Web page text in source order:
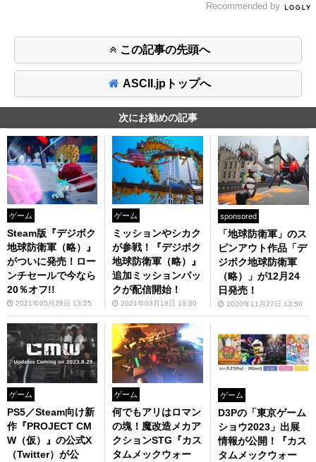
Recommended by
この記事の先頭へ
ASCII.jpトップへ
次にお勧めの記事
ゲーム
Steam版『デジボク
地球防衛軍（略）』
がついに発売！ロー
ンチセールで今なら
20％オフ!!
2021年05月28日 13:25
ゲーム
ミッションやシカク
が参戦！『デジボク
地球防衛軍（略）』
追加ミッションパッ
クが配信開始！
2021年03月18日 18:30
sponsored
「地球防衛軍」のス
ピンアウト作品「デ
ジボク地球防衛軍
（略）」が12月24
日発売！
2020年11月27日 13:50
ゲーム
PS5／Steam向け新
作『PROJECT CM
W（仮）』の公式X
（Twitter）が公
ゲーム
何でもアリはロマン
の塊！魔改造メカア
クションSTG『カス
タムメックウォー
ゲーム
D3Pの「東京ゲーム
ショウ2023」出展
情報が公開！『カス
タムメックウォー